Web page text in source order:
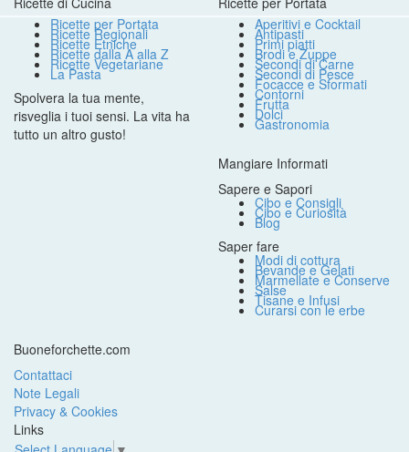
Ricette per Portata
Ricette Regionali
Ricette Etniche
Ricette dalla A alla Z
Ricette Vegetariane
La Pasta
Spolvera la tua mente,
risveglia i tuoi sensi. La vita ha
tutto un altro gusto!
Aperitivi e Cocktail
Antipasti
Primi piatti
Brodi e Zuppe
Secondi di Carne
Secondi di Pesce
Focacce e Sformati
Contorni
Frutta
Dolci
Gastronomia
Mangiare Informati
Sapere e Sapori
Cibo e Consigli
Cibo e Curiosità
Blog
Saper fare
Modi di cottura
Bevande e Gelati
Marmellate e Conserve
Salse
Tisane e Infusi
Curarsi con le erbe
Buoneforchette.com
Contattaci
Note Legali
Privacy & Cookies
Links